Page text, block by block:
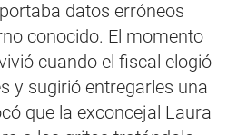
datos erróneos
conocido. El momento
cuando el fiscal elogió
y sugirió entregarles una
que la exconcejal Laura